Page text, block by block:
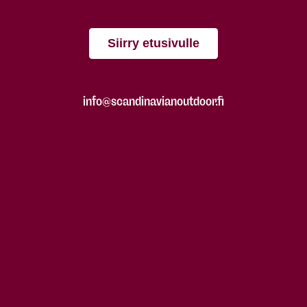
Siirry etusivulle
info@scandinavianoutdoor.fi